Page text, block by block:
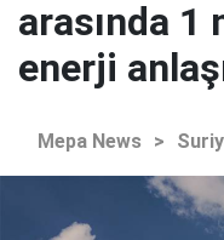
arasında 1
enerji
Mepa News >